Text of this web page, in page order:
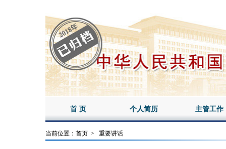
首 页 个人简历 主管工作
当前位置： 首页 > 重要讲话